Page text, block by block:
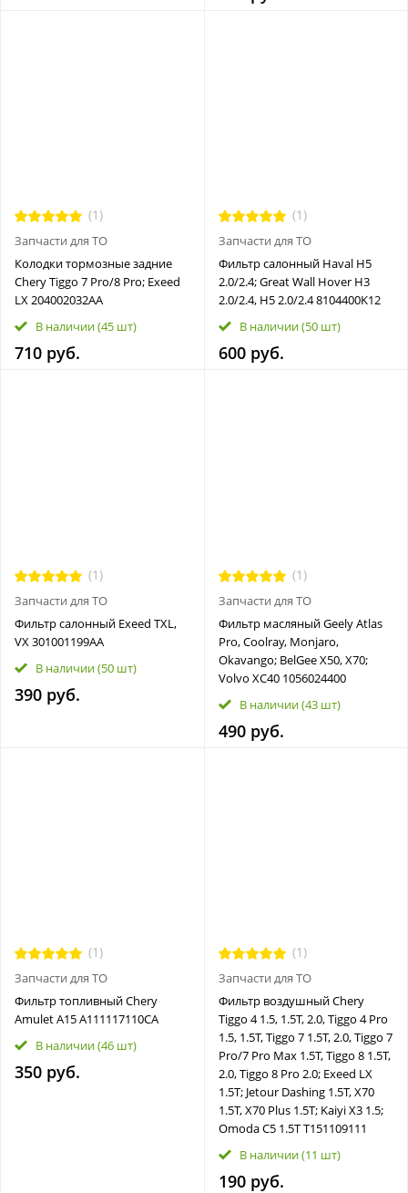
(1)
Запчасти для ТО
Колодки тормозные задние
Chery Tiggo 7 Pro/8 Pro; Exeed
LX 204002032AA
В наличии(45 шт)
710 руб.
(1)
Запчасти для ТО
Фильтр салонный Haval H5
2.0/2.4; Great Wall Hover H3
2.0/2.4, H5 2.0/2.4 8104400K12
В наличии(50 шт)
600 руб.
(1)
Запчасти для ТО
Фильтр салонный Exeed TXL,
VX 301001199AA
В наличии(50 шт)
390 руб.
(1)
Запчасти для ТО
Фильтр масляный Geely Atlas
Pro, Coolray, Monjaro,
Okavango; BelGee X50, X70;
Volvo XC40 1056024400
В наличии(43 шт)
490 руб.
(1)
Запчасти для ТО
Фильтр топливный Chery
Amulet A15 A111117110CA
В наличии(46 шт)
350 руб.
(1)
Запчасти для ТО
Фильтр воздушный Chery
Tiggo 4 1.5, 1.5T, 2.0, Tiggo 4 Pro
1.5, 1.5T, Tiggo 7 1.5T, 2.0, Tiggo 7
Pro/7 Pro Max 1.5T, Tiggo 8 1.5T,
2.0, Tiggo 8 Pro 2.0; Exeed LX
1.5T; Jetour Dashing 1.5T, X70
1.5T, X70 Plus 1.5T; Kaiyi X3 1.5;
Omoda C5 1.5T T151109111
В наличии(11 шт)
190 руб.